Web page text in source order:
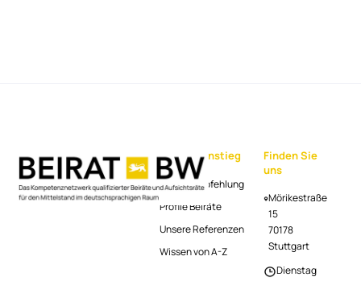
Schnelleinstieg
Beiratsempfehlung
Profile Beiräte
Unsere Referenzen
Wissen von A-Z
Finden Sie
uns
Mörikestraße
15
70178
Stuttgart
Dienstag